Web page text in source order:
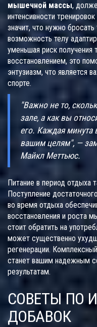
мышечной массы,
интенсивности
значит, что нужно
возможность телу
уменьшая риск получения
восстановлением, это
энтузиазм, что является
спорте.
"Важно не то,
зале, а как вы
его. Каждая минута
вашим целям", —
Майкл Меттьюс.
Питание в период отдыха
Поступление
во время отдыха
восстановления и роста
стоит обратить на
может существенно
регенерации.
станет вашим надежным
результатам.
СОВЕТЫ ПО
ДОБАВОК